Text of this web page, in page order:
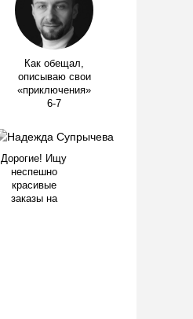
Как обещал,
описываю свои
«приключения»
6-7
Дорогие! Ищу
неспешно
красивые
заказы на